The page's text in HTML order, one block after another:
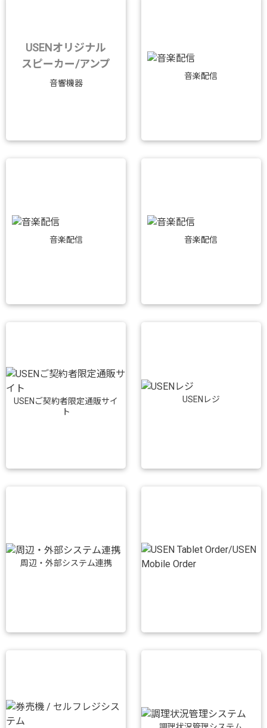
USENオリジナル
スピーカー/アンプ
音響機器
音楽配信
音楽配信 音楽配信
USENご契約者限定通販サイ
ト
USENレジ
周辺・外部システム連携